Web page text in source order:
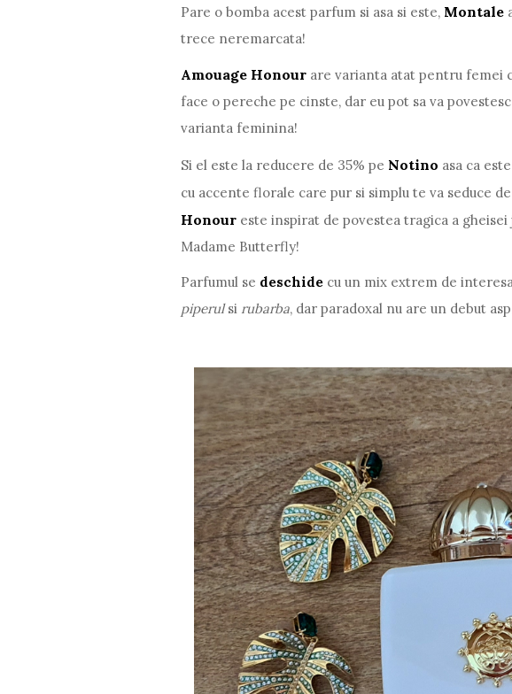
Pare o bomba acest parfum si asa si este, Montale
trece neremarcata!
Amouage Honour are varianta atat pentru femei
face o pereche pe cinste, dar eu pot sa va
varianta feminina!
Si el este la reducere de 35% pe Notino asa ca
cu accente florale care pur si simplu te va seduce
Honour este inspirat de povestea tragica a
Madame Butterfly!
Parfumul se deschide cu un mix extrem de
piperulsi rubarba, dar paradoxal nu are un debut